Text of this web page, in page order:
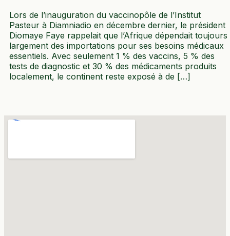
Lors de l’inauguration du vaccinopôle de l’Institut
Pasteur à Diamniadio en décembre dernier, le président
Diomaye Faye rappelait que l’Afrique dépendait toujours
largement des importations pour ses besoins médicaux
essentiels. Avec seulement 1 % des vaccins, 5 % des
tests de diagnostic et 30 % des médicaments produits
localement, le continent reste exposé à de […]